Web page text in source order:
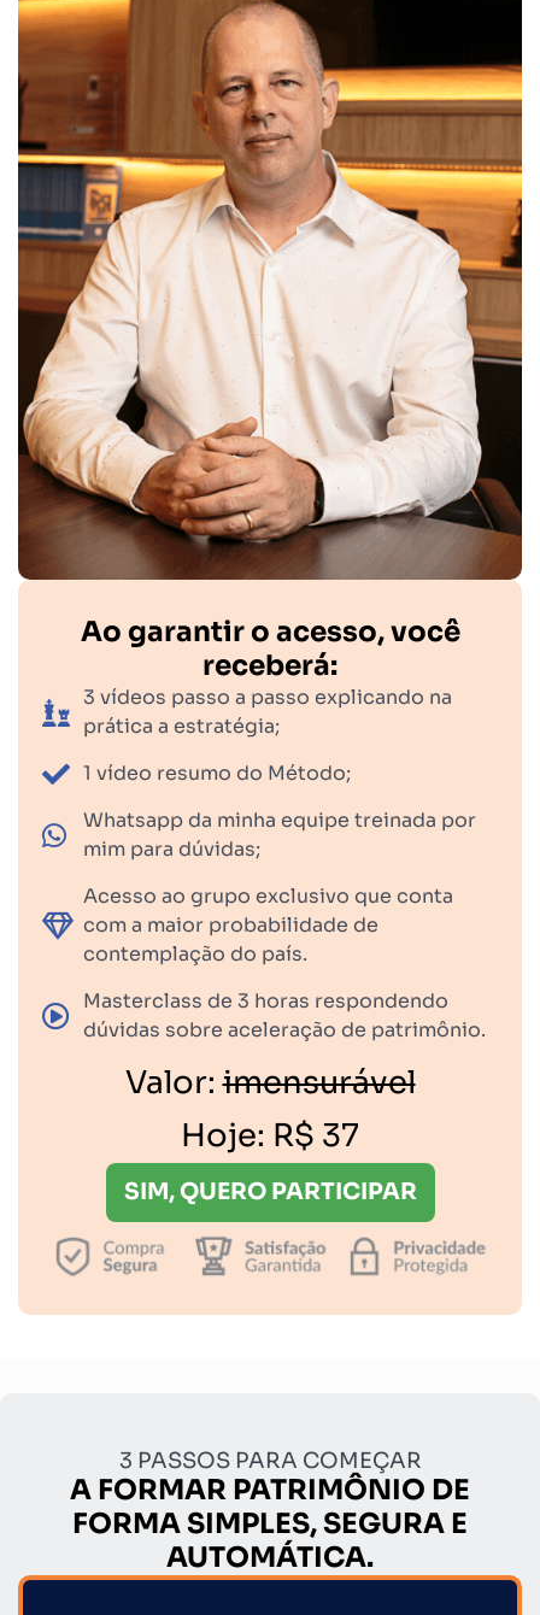
Ao garantir o acesso, você
receberá:
3 vídeos passo a passo explicando na
prática a estratégia;
1 vídeo resumo do Método;
Whatsapp da minha equipe treinada por
mim para dúvidas;
Acesso ao grupo exclusivo que conta
com a maior probabilidade de
contemplação do país.
Masterclass de 3 horas respondendo
dúvidas sobre aceleração de patrimônio.
Valor:imensurável
Hoje: R$ 37
SIM, QUERO PARTICIPAR
3 PASSOS PARA COMEÇAR
A FORMAR PATRIMÔNIO DE
FORMA SIMPLES, SEGURA E
AUTOMÁTICA.